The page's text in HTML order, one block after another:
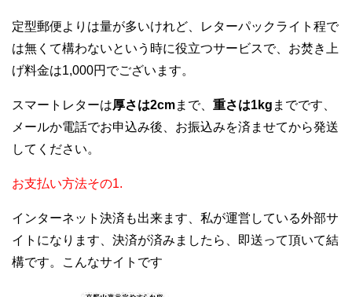
定型郵便よりは量が多いけれど、レターパックライト程で
は無くて構わないという時に役立つサービスで、お焚き上
げ料金は1,000円でございます。
スマートレターは厚さは2cmまで、 重さは1kg までです、
メールか電話でお申込み後、お振込みを済ませてから発送
してください。
お支払い方法その1.
インターネット決済も出来ます、私が運営している外部サ
イトになります、決済が済みましたら、即送って頂いて結
構です。こんなサイトです